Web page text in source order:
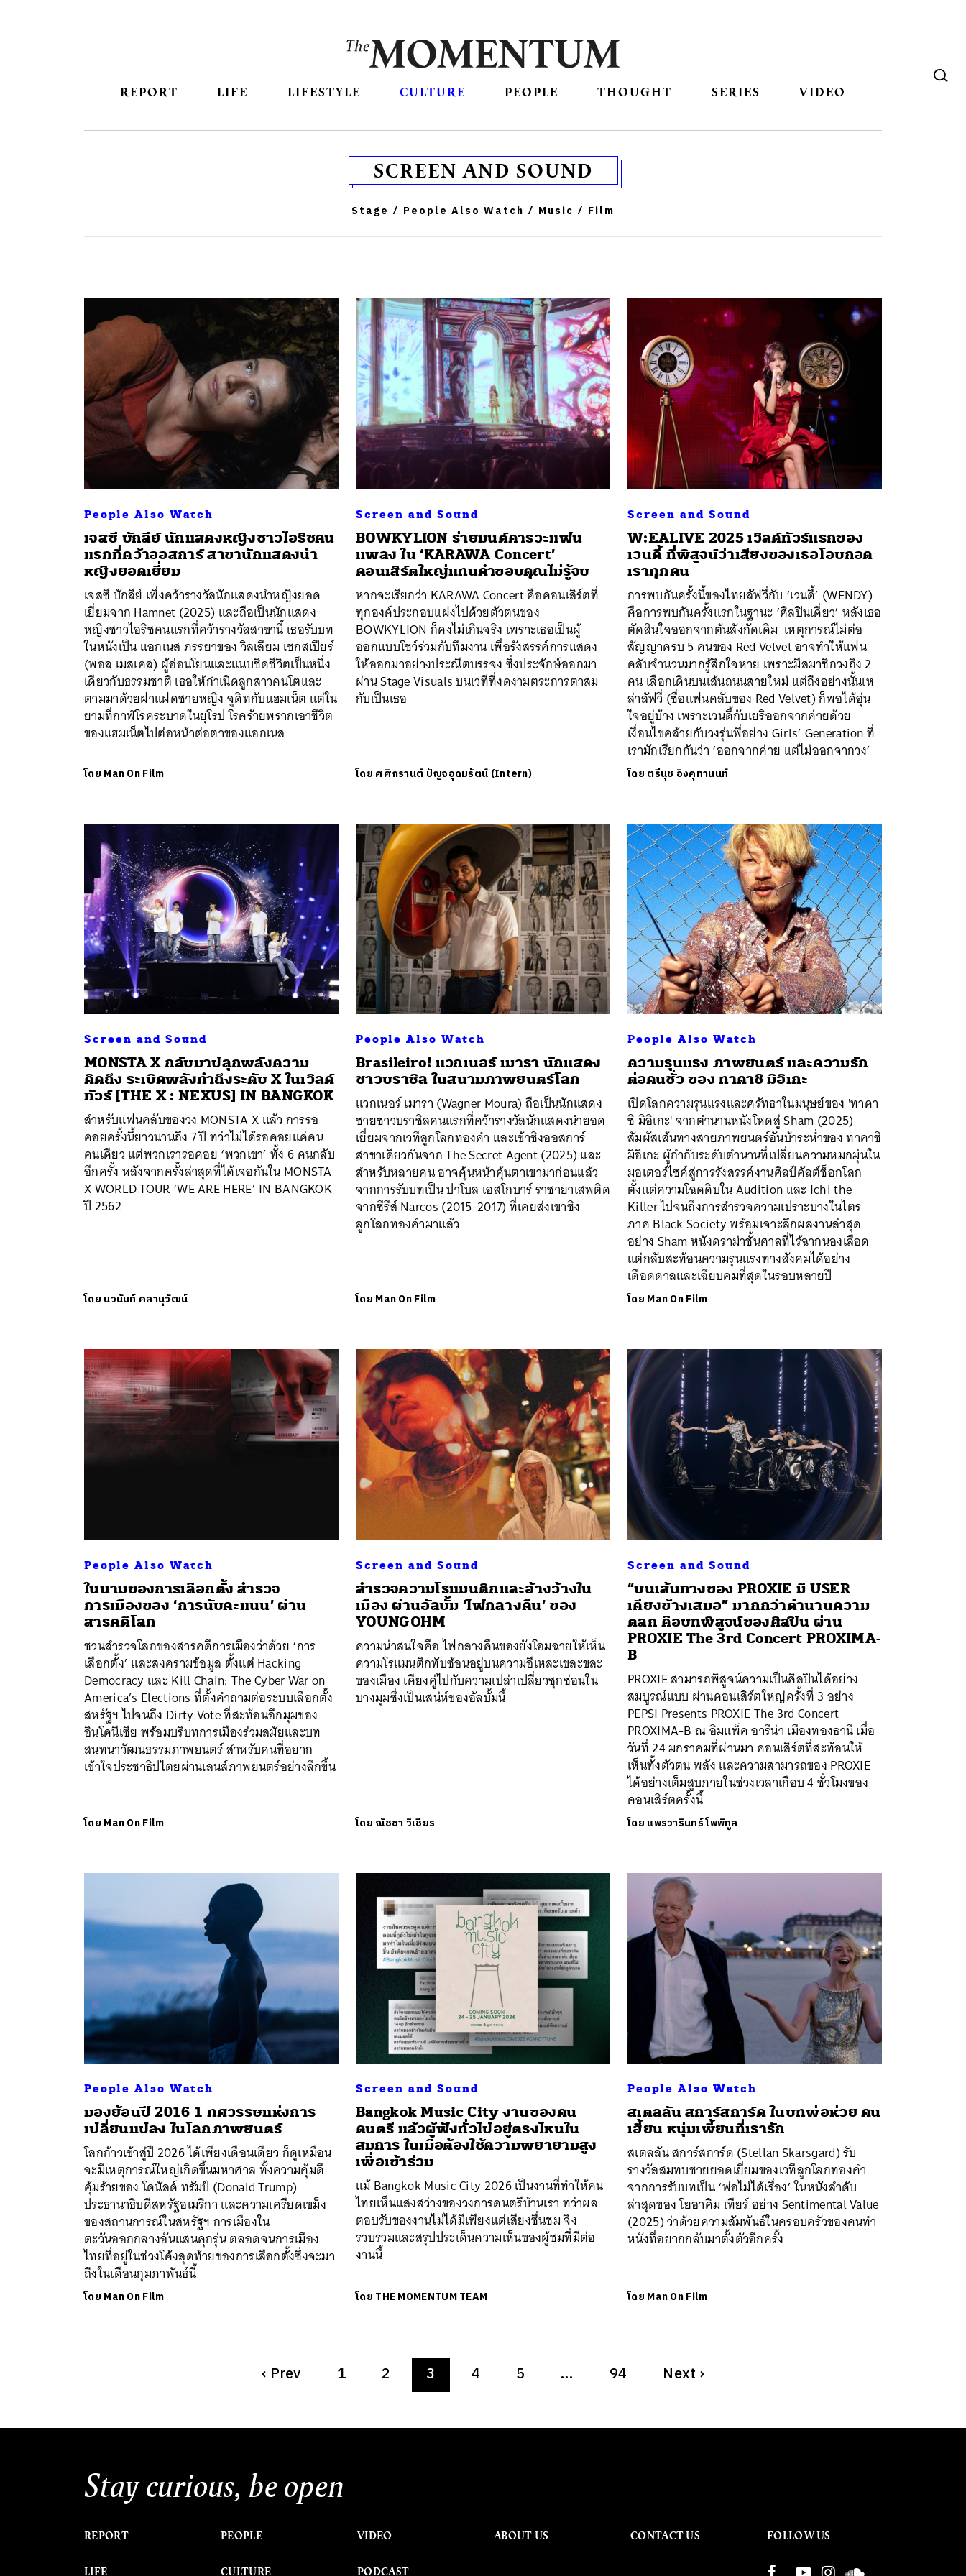
REPORT LIFE LIFESTYLE CULTURE PEOPLE THOUGHT SERIES VIDEO
SCREEN AND SOUND
Stage / People Also Watch / Music / Film
People Also Watch
เจสซี บักลีย์ นักแสดงหญิงชาวไอริชคน
แรกที่คว้าออสการ์ สาขานักแสดงนำ
หญิงยอดเยี่ยม
เจสซี บักลีย์ เพิ่งคว้ารางวัลนักแสดงนำหญิงยอด
เยี่ยมจาก Hamnet (2025) และถือเป็นนักแสดง
หญิงชาวไอริชคนแรกที่คว้ารางวัลสาขานี้ เธอรับบท
ในหนังเป็น แอกเนส ภรรยาของ วิลเลียม เชกสเปียร์
(พอล เมสเคล) ผู้อ่อนโยนและแนบชิดชีวิตเป็นหนึ่ง
เดียวกับธรรมชาติ เธอให้กำเนิดลูกสาวคนโตและ
ตามมาด้วยฝาแฝดชายหญิง จูดิทกับแฮมเน็ต แต่ใน
ยามที่กาฬโรคระบาดในยุโรป โรคร้ายพรากเอาชีวิต
ของแฮมเน็ตไปต่อหน้าต่อตาของแอกเนส
โดย Man On Film
Screen and Sound
BOWKYLION ร่ายมนต์คารวะแฟน
แพลง ใน ‘KARAWA Concert’
คอนเสิร์ตใหญ่แทนคำขอบคุณไม่รู้จบ
หากจะเรียกว่า KARAWA Concert คือคอนเสิร์ตที่
ทุกองค์ประกอบแฝงไปด้วยตัวตนของ
BOWKYLION ก็คงไม่เกินจริง เพราะเธอเป็นผู้
ออกแบบโชว์ร่วมกับทีมงาน เพื่อรังสรรค์การแสดง
ให้ออกมาอย่างประณีตบรรจง ซึ่งประจักษ์ออกมา
ผ่าน Stage Visuals บนเวทีที่งดงามตระการตาสม
กับเป็นเธอ
โดย ศศิกรานต์ ปัญจอุดมรัตน์ (Intern)
Screen and Sound
W:EALIVE 2025 เวิลด์ทัวร์แรกของ
เวนดี้ ที่พิสูจน์ว่าเสียงของเธอโอบกอด
เราทุกคน
การพบกันครั้งนี้ของไทยลัฟวี่กับ ‘เวนดี้’ (WENDY)
คือการพบกันครั้งแรกในฐานะ ‘ศิลปินเดี่ยว’ หลังเธอ
ตัดสินใจออกจากต้นสังกัดเดิม เหตุการณ์ไม่ต่อ
สัญญาครบ 5 คนของ Red Velvet อาจทำให้แฟน
คลับจำนวนมากรู้สึกใจหาย เพราะมีสมาชิกวงถึง 2
คน เลือกเดินบนเส้นถนนสายใหม่ แต่ถึงอย่างนั้นเห
ล่าลัฟวี่ (ชื่อแฟนคลับของ Red Velvet) ก็พอได้อุ่น
ใจอยู่บ้าง เพราะเวนดี้กับเยริออกจากค่ายด้วย
เงื่อนไขคล้ายกับวงรุ่นพี่อย่าง Girls’ Generation ที่
เรามักเรียกกันว่า ‘ออกจากค่าย แต่ไม่ออกจากวง’
โดย ตรีนุช อิงคุทานนท์
Screen and Sound
MONSTA X กลับมาปลุกพลังความ
คิดถึง ระเบิดพลังทำถึงระดับ X ในเวิลด์
ทัวร์ [THE X : NEXUS] IN BANGKOK
สำหรับแฟนคลับของวง MONSTA X แล้ว การรอ
คอยครั้งนี้ยาวนานถึง 7 ปี ทว่าไม่ได้รอคอยแค่คน
คนเดียว แต่พวกเรารอคอย ‘พวกเขา’ ทั้ง 6 คนกลับ
อีกครั้ง หลังจากครั้งล่าสุดที่ได้เจอกันใน MONSTA
X WORLD TOUR ‘WE ARE HERE’ IN BANGKOK
ปี 2562
โดย นวนันท์ คลานุวัฒน์
People Also Watch
Brasileiro! แวกเนอร์ เมารา นักแสดง
ชาวบราซิล ในสนามภาพยนตร์โลก
แวกเนอร์ เมารา (Wagner Moura) ถือเป็นนักแสดง
ชายชาวบราซิลคนแรกที่คว้ารางวัลนักแสดงนำยอด
เยี่ยมจากเวทีลูกโลกทองคำ และเข้าชิงออสการ์
สาขาเดียวกันจาก The Secret Agent (2025) และ
สำหรับหลายคน อาจคุ้นหน้าคุ้นตาเขามาก่อนแล้ว
จากการรับบทเป็น ปาโบล เอสโกบาร์ ราชายาเสพติด
จากซีรีส์ Narcos (2015-2017) ที่เคยส่งเขาชิง
ลูกโลกทองคำมาแล้ว
โดย Man On Film
People Also Watch
ความรุนแรง ภาพยนตร์ และความรัก
ต่อคนชั่ว ของ ทาคาชิ มิอิเกะ
เปิดโลกความรุนแรงและศรัทธาในมนุษย์ของ 'ทาคา
ชิ มิอิเกะ' จากตำนานหนังโหดสู่ Sham (2025)
สัมผัสเส้นทางสายภาพยนตร์อันบ้าระห่ำของ ทาคาชิ
มิอิเกะ ผู้กำกับระดับตำนานที่เปลี่ยนความหมกมุ่นใน
มอเตอร์ไซค์สู่การรังสรรค์งานศิลป์คัลต์ช็อกโลก
ตั้งแต่ความโฉดดิบใน Audition และ Ichi the
Killer ไปจนถึงการสำรวจความเปราะบางในไตร
ภาค Black Society พร้อมเจาะลึกผลงานล่าสุด
อย่าง Sham หนังดราม่าชั้นศาลที่ไร้ฉากนองเลือด
แต่กลับสะท้อนความรุนแรงทางสังคมได้อย่าง
เดือดดาลและเฉียบคมที่สุดในรอบหลายปี
โดย Man On Film
People Also Watch
ในนามของการเลือกตั้ง สำรวจ
การเมืองของ ‘การนับคะแนน’ ผ่าน
สารคดีโลก
ชวนสำรวจโลกของสารคดีการเมืองว่าด้วย ‘การ
เลือกตั้ง’ และสงครามข้อมูล ตั้งแต่ Hacking
Democracy และ Kill Chain: The Cyber War on
America’s Elections ที่ตั้งคำถามต่อระบบเลือกตั้ง
สหรัฐฯ ไปจนถึง Dirty Vote ที่สะท้อนอีกมุมของ
อินโดนีเซีย พร้อมบริบทการเมืองร่วมสมัยและบท
สนทนาวัฒนธรรมภาพยนตร์ สำหรับคนที่อยาก
เข้าใจประชาธิปไตยผ่านเลนส์ภาพยนตร์อย่างลึกขึ้น
โดย Man On Film
Screen and Sound
สำรวจความโรแมนติกและอ้างว้างใน
เมือง ผ่านอัลบั้ม ‘ไฟกลางคืน’ ของ
YOUNGOHM
ความน่าสนใจคือ ไฟกลางคืนของยังโอมฉายให้เห็น
ความโรแมนติกทับซ้อนอยู่บนความอีเหละเขละขละ
ของเมือง เคียงคู่ไปกับความเปล่าเปลี่ยวซุกซ่อนใน
บางมุมซึ่งเป็นเสน่ห์ของอัลบั้มนี้
โดย ณัชชา วิเชียร
Screen and Sound
“บนเส้นทางของ PROXIE มี USER
เคียงข้างเสมอ” มากกว่าตำนานความ
ตลก คือบทพิสูจน์ของศิลปิน ผ่าน
PROXIE The 3rd Concert PROXIMA-
B
PROXIE สามารถพิสูจน์ความเป็นศิลปินได้อย่าง
สมบูรณ์แบบ ผ่านคอนเสิร์ตใหญ่ครั้งที่ 3 อย่าง
PEPSI Presents PROXIE The 3rd Concert
PROXIMA-B ณ อิมแพ็ค อารีน่า เมืองทองธานี เมื่อ
วันที่ 24 มกราคมที่ผ่านมา คอนเสิร์ตที่สะท้อนให้
เห็นทั้งตัวตน พลัง และความสามารถของ PROXIE
ได้อย่างเต็มสูบภายในช่วงเวลาเกือบ 4 ชั่วโมงของ
คอนเสิร์ตครั้งนี้
โดย แพรวารินทร์ โพพิทูล
People Also Watch
มองย้อนปี 2016 1 ทศวรรษแห่งการ
เปลี่ยนแปลง ในโลกภาพยนตร์
โลกก้าวเข้าสู่ปี 2026 ได้เพียงเดือนเดียว ก็ดูเหมือน
จะมีเหตุการณ์ใหญ่เกิดขึ้นมหาศาล ทั้งความคุ้มดี
คุ้มร้ายของ โดนัลด์ ทรัมป์ (Donald Trump)
ประธานาธิบดีสหรัฐอเมริกา และความเครียดเขม็ง
ของสถานการณ์ในสหรัฐฯ การเมืองใน
ตะวันออกกลางอันแสนคุกรุ่น ตลอดจนการเมือง
ไทยที่อยู่ในช่วงโค้งสุดท้ายของการเลือกตั้งซึ่งจะมา
ถึงในเดือนกุมภาพันธ์นี้
โดย Man On Film
Screen and Sound
Bangkok Music City งานของคน
ดนตรี แล้วผู้ฟังทั่วไปอยู่ตรงไหนใน
สมการ ในเมื่อต้องใช้ความพยายามสูง
เพื่อเข้าร่วม
แม้ Bangkok Music City 2026 เป็นงานที่ทำให้คน
ไทยเห็นแสงสว่างของวงการดนตรีบ้านเรา ทว่าผล
ตอบรับของงานไม่ได้มีเพียงแต่เสียงชื่นชม จึง
รวบรวมและสรุปประเด็นความเห็นของผู้ชมที่มีต่อ
งานนี้
โดย THE MOMENTUM TEAM
People Also Watch
สเตลลัน สการ์สการ์ด ในบทพ่อห่วย คน
เฮี้ยน หนุ่มเพี้ยนที่เรารัก
สเตลลัน สการ์สการ์ด (Stellan Skarsgard)​ รับ
รางวัลสมทบชายยอดเยี่ยมของเวทีลูกโลกทองคำ
จากการรับบทเป็น ‘พ่อไม่ได้เรื่อง’ ในหนังลำดับ
ล่าสุดของ โยอาคิม เทียร์ อย่าง Sentimental Value
(2025) ว่าด้วยความสัมพันธ์ในครอบครัวของคนทำ
หนังที่อยากกลับมาตั้งตัวอีกครั้ง
โดย Man On Film
‹ Prev 1 2 3 4 5 … 94 Next ›
Stay curious, be open
REPORT
LIFE
PEOPLE
CULTURE
VIDEO
PODCAST
ABOUT US CONTACT US FOLLOW US
ค้นหา
SHARE TWEET LINE EMAIL